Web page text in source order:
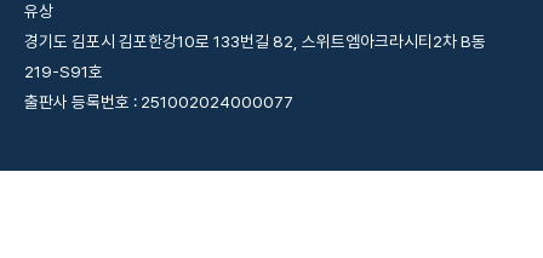
유상
경기도 김포시 김포한강10로 133번길 82, 스위트엠아크라시티2차 B동
219-S91호
출판사 등록번호 : 251002024000077